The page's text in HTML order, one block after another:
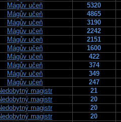
Mágův učeň
5320
Mágův učeň
4865
Mágův učeň
3190
Mágův učeň
2242
Mágův učeň
2151
Mágův učeň
1600
Mágův učeň
422
Mágův učeň
374
Mágův učeň
349
Mágův učeň
247
magistr
21
magistr
20
magistr
20
magistr
20